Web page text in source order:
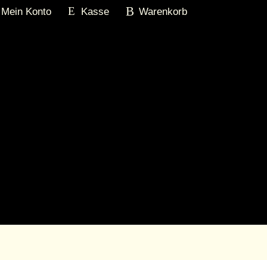
Mein Konto Kasse Warenkorb